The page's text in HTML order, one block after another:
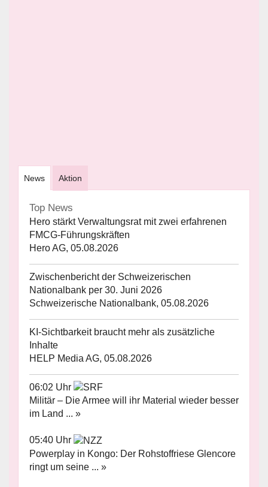
News Aktion
Top News
Hero stärkt Verwaltungsrat mit zwei erfahrenen
FMCG-Führungskräften
Hero AG, 05.08.2026
Zwischenbericht der Schweizerischen
Nationalbank per 30. Juni 2026
Schweizerische Nationalbank, 05.08.2026
KI-Sichtbarkeit braucht mehr als zusätzliche
Inhalte
HELP Media AG, 05.08.2026
06:02 Uhr
Militär – Die Armee will ihr Material wieder besser
im Land ... »
05:40 Uhr
Powerplay in Kongo: Der Rohstoffriese Glencore
ringt um seine ... »